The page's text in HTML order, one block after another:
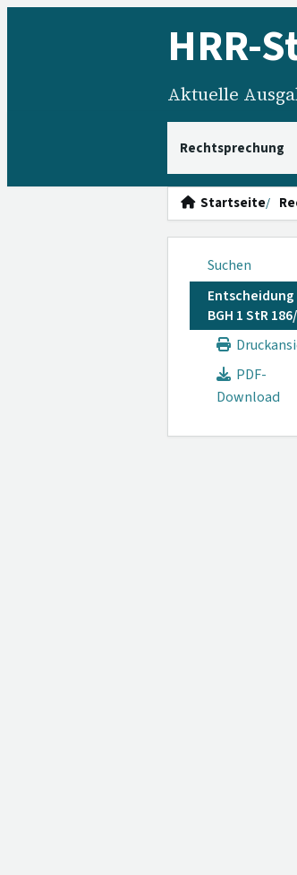
HRR-
Aktuelle
Startseite
Suchen
Entscheidung
BGH 1 StR
PDF-
Download